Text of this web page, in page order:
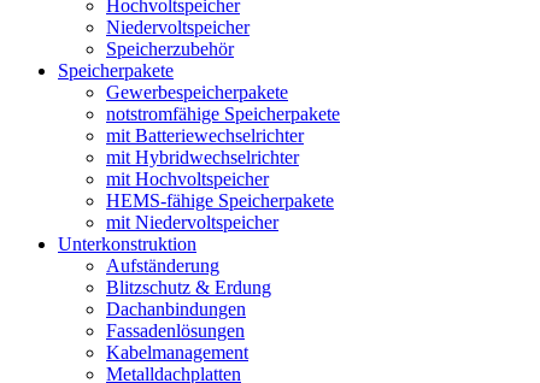
Hochvoltspeicher
Niedervoltspeicher
Speicherzubehör
Speicherpakete
Gewerbespeicherpakete
notstromfähige Speicherpakete
mit Batteriewechselrichter
mit Hybridwechselrichter
mit Hochvoltspeicher
HEMS-fähige Speicherpakete
mit Niedervoltspeicher
Unterkonstruktion
Aufständerung
Blitzschutz & Erdung
Dachanbindungen
Fassadenlösungen
Kabelmanagement
Metalldachplatten